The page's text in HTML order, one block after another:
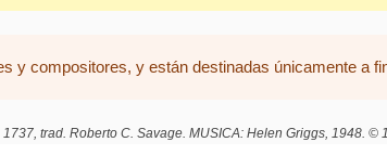
y compositores, y están destinadas únicamente a
trad. Roberto C. Savage. MUSICA: Helen Griggs, 1948. ©